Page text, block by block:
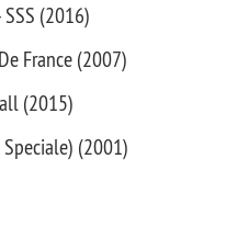
(2016)
France (2007)
(2015)
(2001)